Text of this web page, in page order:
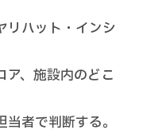
ハット・インシ
、施設内のどこ
者で判断する。